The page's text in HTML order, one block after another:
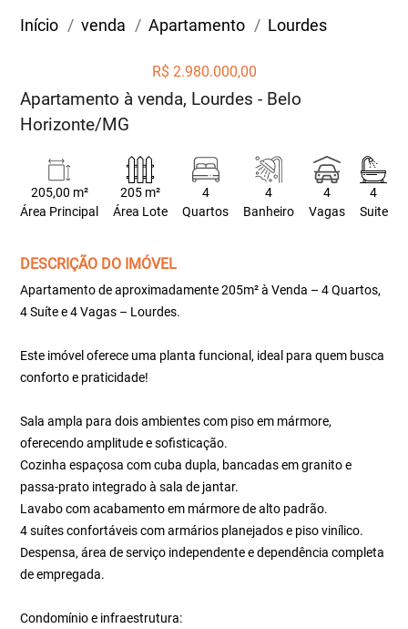
Início venda Apartamento Lourdes
R$ 2.980.000,00
Apartamento à venda, Lourdes - Belo
Horizonte/MG
205,00 m²
Área Principal
205 m²
Área Lote
4
Quartos
4
Banheiro
4
Vagas
4
Suite
DESCRIÇÃO DO IMÓVEL
Apartamento de aproximadamente 205m² à Venda – 4 Quartos,
4 Suíte e 4 Vagas – Lourdes.
Este imóvel oferece uma planta funcional, ideal para quem busca
conforto e praticidade!
Sala ampla para dois ambientes com piso em mármore,
oferecendo amplitude e sofisticação.
Cozinha espaçosa com cuba dupla, bancadas em granito e
passa-prato integrado à sala de jantar.
Lavabo com acabamento em mármore de alto padrão.
4 suítes confortáveis com armários planejados e piso vinílico.
Despensa, área de serviço independente e dependência completa
de empregada.
Condomínio e infraestrutura: